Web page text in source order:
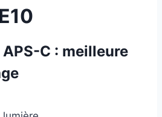
C : meilleure